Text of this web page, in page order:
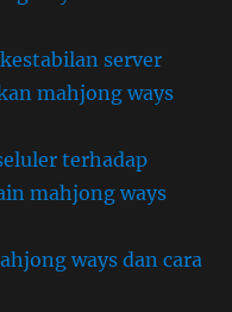
server
mahjong ways
terhadap
mahjong ways
ways dan cara